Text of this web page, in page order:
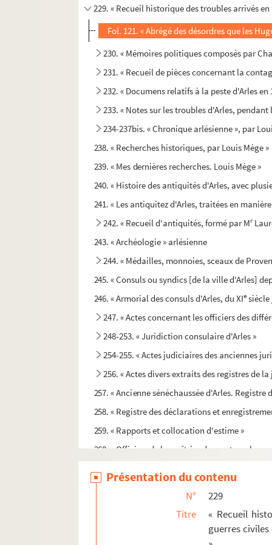
229. « Recueil historique des troubles arrivés
Fol. 121. « Abrégé des désordres que les
230. « Mémoires politiques composés par
231. « Recueil de pièces concernant la
232. « Documens relatifs à la peste d'Arles en
233. « Notes sur les troubles d'Arles,
234-237bis. « Chronique arlésienne », par
238. « Recherches historiques, par Louis Mège »
239. « Mes dernières recherches. Louis Mège »
240. « Histoire des antiquités d'Arles, avec
241. « Les antiquitez d'Arles, traitées en
242. « Recueil d'antiquités, formé par Mr
243. « Archéologie » arlésienne
244. « Médailles, monnoies, sceaux de
245. « Consuls ou syndics [de la ville d'Arles]
246. « Armorial des consuls d'Arles, du XIe siècle
247. « Actes concernant les officiers des
248-253. « Juridiction consulaire d'Arles »
254-255. « Actes judiciaires des anciennes
256. « Actes divers extraits des registres de
257. « Ancienne sénéchaussée d'Arles.
258. « Registre des déclarations et
259. « Rapports et collocation d'estime »
260. « Officiers de la maîtrise des ports au
262. « Monuments historiques relatifs aux
264-265. « Recueil de divers actes reçus par
Présentation du contenu
N°
229
Titre
« Recueil
guerres civiles